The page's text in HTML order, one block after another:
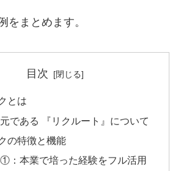
をまとめます。
目次
とは
である 『リクルート』について
の特徴と機能
：本業で培った経験をフル活用